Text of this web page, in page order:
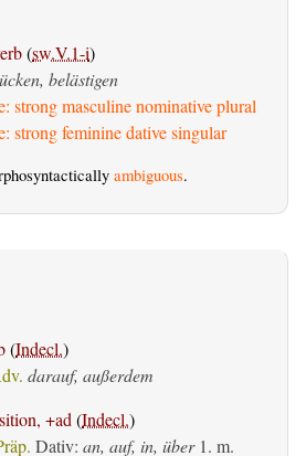
(sw.V.1-i)
belästigen
strong masculine nominative plural
strong feminine dative singular
ambiguous.
(Indecl.)
darauf, außerdem
+ad (Indecl.)
Dativ: an, auf, in, über1. m.